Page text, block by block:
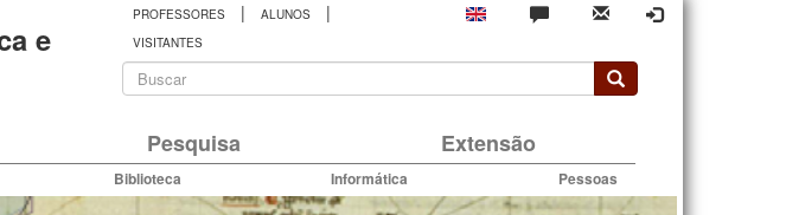
e
PROFESSORES | ALUNOS |
VISITANTES
Formulário
busca
Pesquisa Extensão
Biblioteca Informática Pessoas